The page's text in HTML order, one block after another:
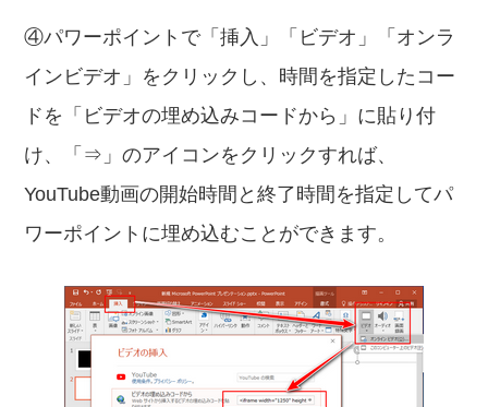
④パワーポイントで「挿入」「ビデオ」「オンラ
インビデオ」をクリックし、時間を指定したコー
ドを「ビデオの埋め込みコードから」に貼り付
け、「⇒」のアイコンをクリックすれば、
YouTube動画の開始時間と終了時間を指定してパ
ワーポイントに埋め込むことができます。